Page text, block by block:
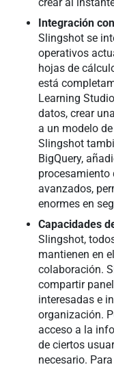
Integración
Slingshot se
operativos
hojas de
está
Learning
datos, crear
a un modelo
Slingshot
BigQuery,
procesamiento
avanzados,
enormes en
Capacidades
Slingshot,
mantienen en
colaboración.
compartir
interesadas e
organización.
acceso a la
de ciertos
necesario.